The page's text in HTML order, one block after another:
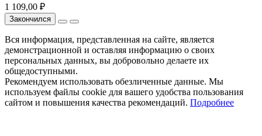
1 109,00 ₽
Закончился
Вся информация, представленная на сайте, является
демонстрационной и оставляя информацию о своих
персональных данных, вы добровольно делаете их
общедоступными.
Рекомендуем использовать обезличенные данные. Мы
используем файлы cookie для вашего удобства пользования
сайтом и повышения качества рекомендаций. Подробнее